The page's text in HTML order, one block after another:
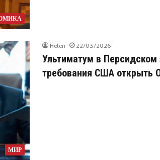
МИР
Helen 22/03/2026
Ультиматум в
требования США открыть